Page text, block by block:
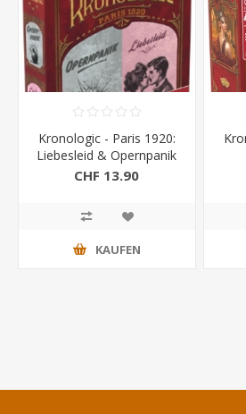
Kronologic - Paris 1920:
Liebesleid & Opernpanik
Erw.
CHF 13.90
KAUFEN